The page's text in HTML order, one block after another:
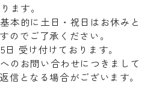
ます。
本的に土日・祝日はお休みと
のでご了承ください。
受け付けております。
のお問い合わせにつきまして
信となる場合がございます。